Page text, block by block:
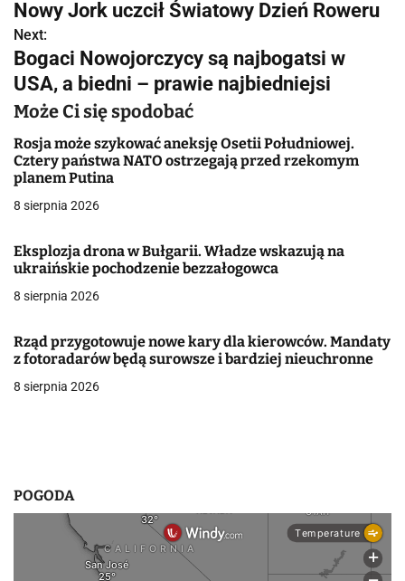
a
w
i
a
c
a
w
p
i
Nowy Jork uczcił Światowy Dzień Roweru
Next:
Bogaci Nowojorczycy są najbogatsi w
USA, a biedni – prawie najbiedniejsi
Może Ci się spodobać
Rosja może szykować aneksję Osetii Południowej.
Cztery państwa NATO ostrzegają przed rzekomym
planem Putina
8 sierpnia 2026
Eksplozja drona w Bułgarii. Władze wskazują na
ukraińskie pochodzenie bezzałogowca
8 sierpnia 2026
Rząd przygotowuje nowe kary dla kierowców. Mandaty
z fotoradarów będą surowsze i bardziej nieuchronne
8 sierpnia 2026
POGODA